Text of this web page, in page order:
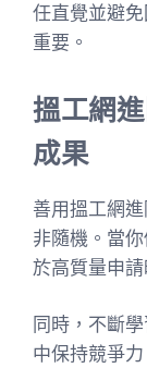
任直覺並避
重要。
搵工網
成果
善用搵工網
非隨機。當
於高質量申
同時，不斷
中保持競爭